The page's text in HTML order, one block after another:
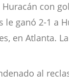
con
le ganó 2-1 a
en Atlanta.
al